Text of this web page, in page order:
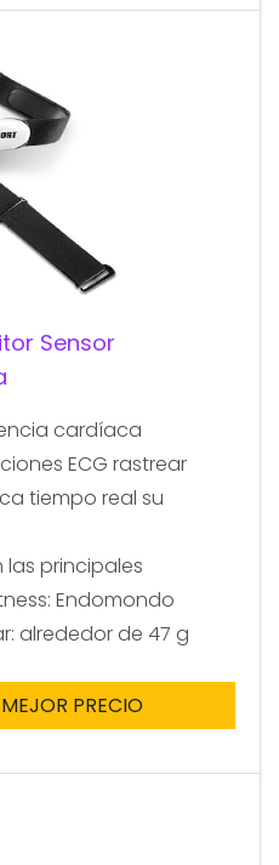
Sensor
cardíaca
ECG rastrear
tiempo real su
principales
Endomondo
alrededor de 47 g
PRECIO